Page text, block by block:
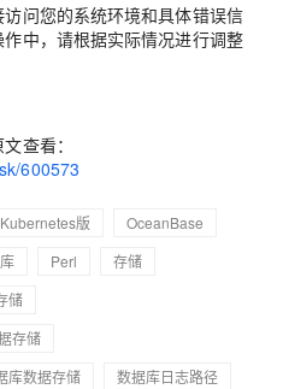
问您的系统环境和具体错误信
中，请根据实际情况进行调整
查看：
600573
版
OceanBase
Perl
存储
储
存储
库数据存储
数据库日志路径